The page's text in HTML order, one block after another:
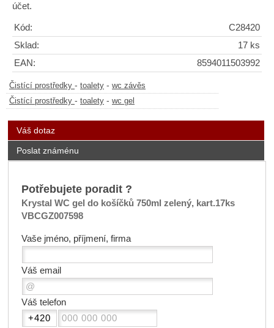
účet.
Kód:
C28420
Sklad:
17 ks
EAN:
8594011503992
Čistící prostředky - toalety - wc závěs
Čistící prostředky - toalety - wc gel
Váš dotaz
Poslat známénu
Potřebujete poradit ?
Krystal WC gel do košíčků 750ml zelený, kart.17ks
VBCGZ007598
Vaše jméno, příjmení, firma
Váš email
Váš telefon